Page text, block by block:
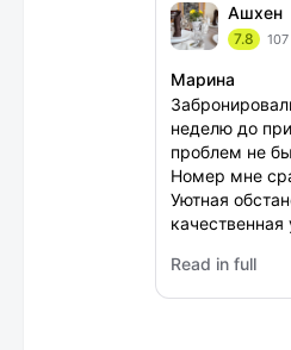
Ашхен
7.8
Марина
неделю до
проблем не
Номер мне
Уютная
мне кухня
все вкусное.
Read in full
: Ашхен